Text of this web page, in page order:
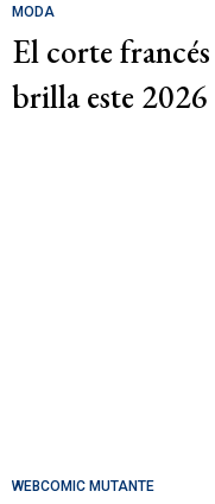
MODA
El corte
brilla este 2026
WEBCOMIC MUTANTE